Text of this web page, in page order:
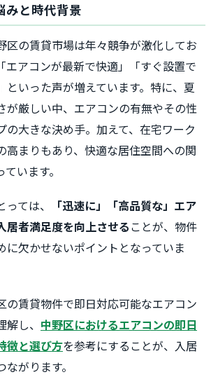
みと時代背景
区の賃貸市場は年々競争が激化してお
エアコンが最新で快適」「すぐ設置で
といった声が増えています。特に、夏
が厳しい中、エアコンの有無やその性
の大きな決め手。加えて、在宅ワーク
高まりもあり、快適な居住空間への関
います。
ては、
「迅速に」「高品質な」エア
居者満足度を向上させることが、物件
に欠かせないポイントとなっていま
の賃貸物件で即日対応可能なエアコン
し、 中野区におけるエアコンの即日
徴と選び方を参考にすることが、入居
がります。